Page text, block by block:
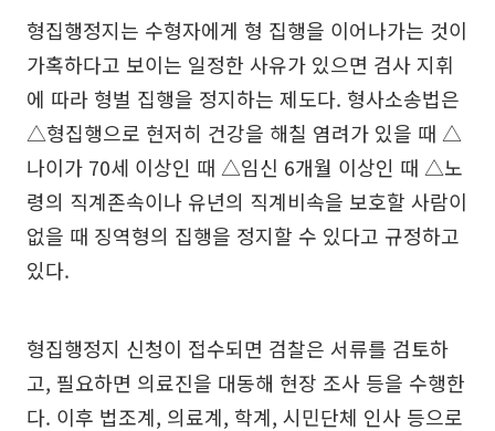
형집행정지는 수형자에게 형 집행을 이어나가는 것이
가혹하다고 보이는 일정한 사유가 있으면 검사 지휘
에 따라 형벌 집행을 정지하는 제도다. 형사소송법은
△형집행으로 현저히 건강을 해칠 염려가 있을 때 △
나이가 70세 이상인 때 △임신 6개월 이상인 때 △노
령의 직계존속이나 유년의 직계비속을 보호할 사람이
없을 때 징역형의 집행을 정지할 수 있다고 규정하고
있다.
형집행정지 신청이 접수되면 검찰은 서류를 검토하
고, 필요하면 의료진을 대동해 현장 조사 등을 수행한
다. 이후 법조계, 의료계, 학계, 시민단체 인사 등으로